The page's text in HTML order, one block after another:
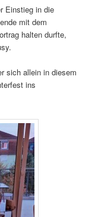
Einstieg in die
mit dem
halten durfte,
sich allein in diesem
ins